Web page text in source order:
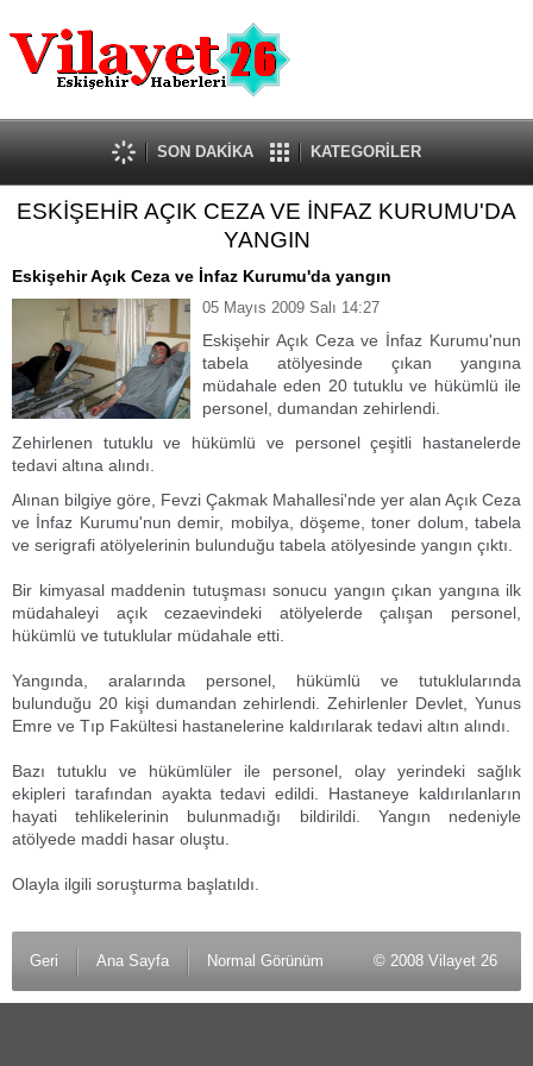
Güncel
Ekonomi
Politika
Eğitim
Spor
Kültür-Sanat
Röportaj
Tanıtım Yazısı
SON DAKİKA KATEGORİLER
ESKİŞEHİR AÇIK CEZA VE İNFAZ KURUMU'DA
YANGIN
Eskişehir Açık Ceza ve İnfaz Kurumu'da yangın
05 Mayıs 2009 Salı 14:27
Eskişehir Açık Ceza ve İnfaz Kurumu'nun
tabela atölyesinde çıkan yangına
müdahale eden 20 tutuklu ve hükümlü ile
personel, dumandan zehirlendi.
Zehirlenen tutuklu ve hükümlü ve personel çeşitli hastanelerde
tedavi altına alındı.
Alınan bilgiye göre, Fevzi Çakmak Mahallesi'nde yer alan Açık Ceza
ve İnfaz Kurumu'nun demir, mobilya, döşeme, toner dolum, tabela
ve serigrafi atölyelerinin bulunduğu tabela atölyesinde yangın çıktı.
Bir kimyasal maddenin tutuşması sonucu yangın çıkan yangına ilk
müdahaleyi açık cezaevindeki atölyelerde çalışan personel,
hükümlü ve tutuklular müdahale etti.
Yangında, aralarında personel, hükümlü ve tutuklularında
bulunduğu 20 kişi dumandan zehirlendi. Zehirlenler Devlet, Yunus
Emre ve Tıp Fakültesi hastanelerine kaldırılarak tedavi altın alındı.
Bazı tutuklu ve hükümlüler ile personel, olay yerindeki sağlık
ekipleri tarafından ayakta tedavi edildi. Hastaneye kaldırılanların
hayati tehlikelerinin bulunmadığı bildirildi. Yangın nedeniyle
atölyede maddi hasar oluştu.
Olayla ilgili soruşturma başlatıldı.
Geri Ana Sayfa Normal Görünüm © 2008 Vilayet 26